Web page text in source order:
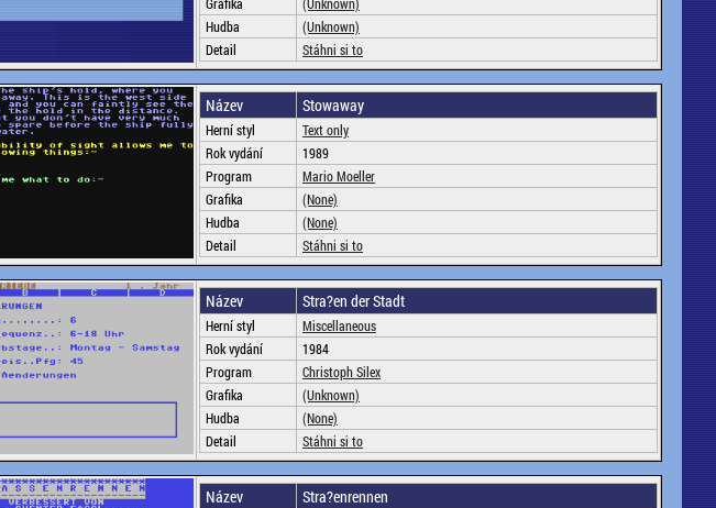
Hudba
(Unknown)
Detail
Stáhni si to
Název Stowaway
Herní styl
Text only
Rok vydání
1989
Program
Mario Moeller
Grafika
(None)
Hudba
(None)
Detail
Stáhni si to
Název Stra?en der Stadt
Herní styl
Miscellaneous
Rok vydání
1984
Program
Christoph Silex
Grafika
(Unknown)
Hudba
(None)
Detail
Stáhni si to
Název Stra?enrennen